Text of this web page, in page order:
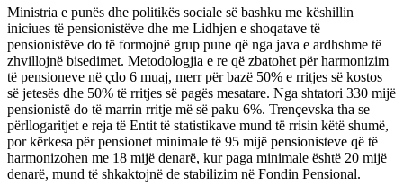
Ministria e punës dhe politikës sociale së bashku me këshillin
iniciues të pensionistëve dhe me Lidhjen e shoqatave të
pensionistëve do të formojnë grup pune që nga java e ardhshme të
zhvillojnë bisedimet. Metodologjia e re që zbatohet për harmonizim
të pensioneve në çdo 6 muaj, merr për bazë 50% e rritjes së kostos
së jetesës dhe 50% të rritjes së pagës mesatare. Nga shtatori 330 mijë
pensionistë do të marrin rritje më së paku 6%. Trençevska tha se
përllogaritjet e reja të Entit të statistikave mund të rrisin këtë shumë,
por kërkesa për pensionet minimale të 95 mijë pensionisteve që të
harmonizohen me 18 mijë denarë, kur paga minimale është 20 mijë
denarë, mund të shkaktojnë de stabilizim në Fondin Pensional.